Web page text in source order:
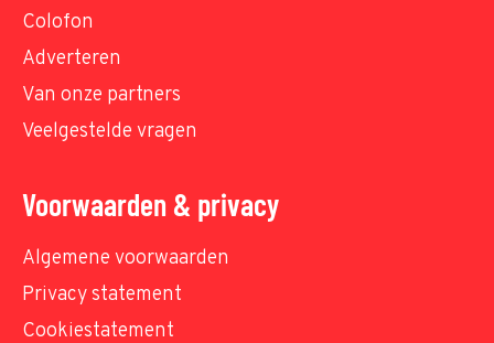
Colofon
Adverteren
Van onze partners
Veelgestelde vragen
Voorwaarden & privacy
Algemene voorwaarden
Privacy statement
Cookiestatement